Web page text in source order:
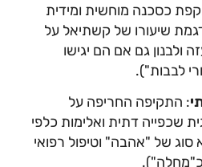
כסכנה מוחשית ומידית
שיעורו של קשתיאל על
ולבנון גם אם הם יגישו
לבבות").
: התקיפה החריפה על
שכפייה דתית ואלימות כלפי
סוג של "אהבה" וטיפול רפואי
כ"מחלה").